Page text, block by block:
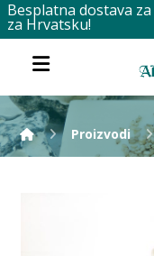
Besplatna dostava
za Hrvatsku!
Proizvodi